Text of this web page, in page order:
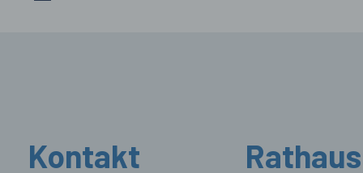
Kontakt Rathaus